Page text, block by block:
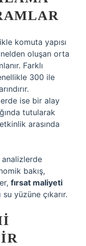
komuta yapısı
oluşan orta
Farklı
300 ile
ise bir alay
tutularak
arasında
analizlerde
bakış,
fırsat maliyeti
yüzüne çıkarır.